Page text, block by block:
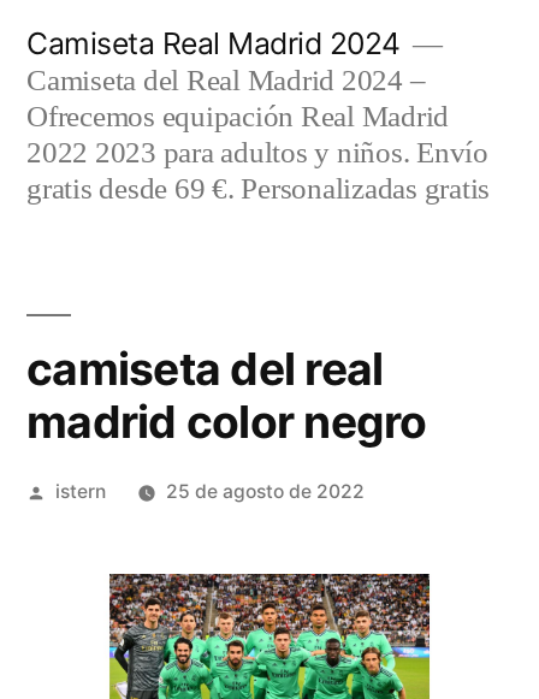
contenido
Camiseta Real Madrid 2024
Camiseta del Real Madrid 2024 –
Ofrecemos equipación Real Madrid
2022 2023 para adultos y niños. Envío
gratis desde 69 €. Personalizadas gratis
camiseta del real
madrid color negro
Publicado
istern 25 de agosto de 2022